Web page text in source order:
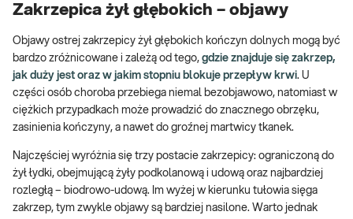
Zakrzepica żył głębokich – objawy
Objawy ostrej zakrzepicy żył głębokich kończyn dolnych mogą być
bardzo zróżnicowane i zależą od tego, gdzie znajduje się zakrzep,
jak duży jest oraz w jakim stopniu blokuje przepływ krwi. U
części osób choroba przebiega niemal bezobjawowo, natomiast w
ciężkich przypadkach może prowadzić do znacznego obrzęku,
zasinienia kończyny, a nawet do groźnej martwicy tkanek.
Najczęściej wyróżnia się trzy postacie zakrzepicy: ograniczoną do
żył łydki, obejmującą żyły podkolanową i udową oraz najbardziej
rozległą – biodrowo-udową. Im wyżej w kierunku tułowia sięga
zakrzep, tym zwykle objawy są bardziej nasilone. Warto jednak